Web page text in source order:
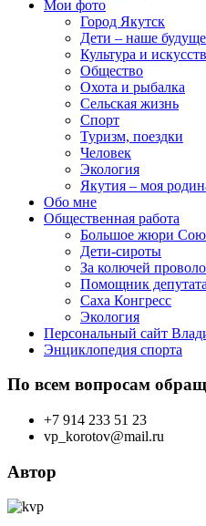
Мои фото
Город Якутск
Дети – наше
Культура и
Общество
Охота и рыбалка
Сельская жизнь
Спорт
Туризм, поездки
Человек
Экология
Якутия – моя
Обо мне
Общественная работа
Большое жюри
Дети-сироты
За колючей
Помощник
Саха Конгресс
Экология
Персональный сайт
Энциклопедия спорта
По всем вопросам
+7 914 233 51 23
vp_korotov@mail.ru
Автор